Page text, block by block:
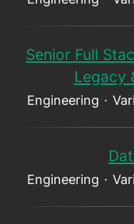
Senior Full
Legacy
Engineering ·
Engineering ·